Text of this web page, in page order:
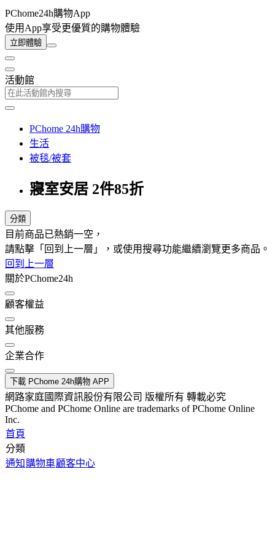
PChome24h購物App
使用App享受更優質的購物體驗
立即體驗
活動館
PChome 24h購物
生活
被毯/被套
寢室安居 2件85折
分類
目前商品已熱銷一空，
請點擊「回到上一層」，或使用搜尋功能繼續瀏覽更多商品。
回到上一層
關於PChome24h
顧客權益
其他服務
企業合作
下載 PChome 24h購物 APP
網路家庭國際資訊股份有限公司 版權所有 轉載必究
PChome and PChome Online are trademarks of PChome Online
Inc.
首頁
分類
通知 購物車顧客中心